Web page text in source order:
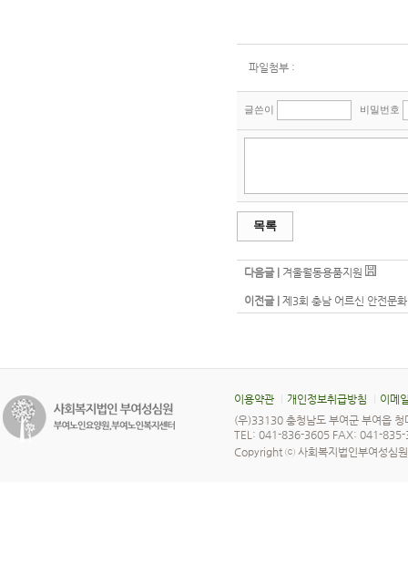
파일첨부 :
글쓴이 비밀번호
목록
다음글 | 겨울월동용품지원
이전글 | 제3회 충남 어르신 안전문
이용약관 개인정보취급방침
이메
(우)33130 충청남도 부여군 부여읍
TEL: 041-836-3605 FAX: 041-
Copyright ⓒ 사회복지법인부여성심